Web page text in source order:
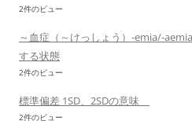
2件のビュー
～血症（～けっしょう）-emia/-
する状態
2件のビュー
標準偏差 1SD、2SDの意味
2件のビュー